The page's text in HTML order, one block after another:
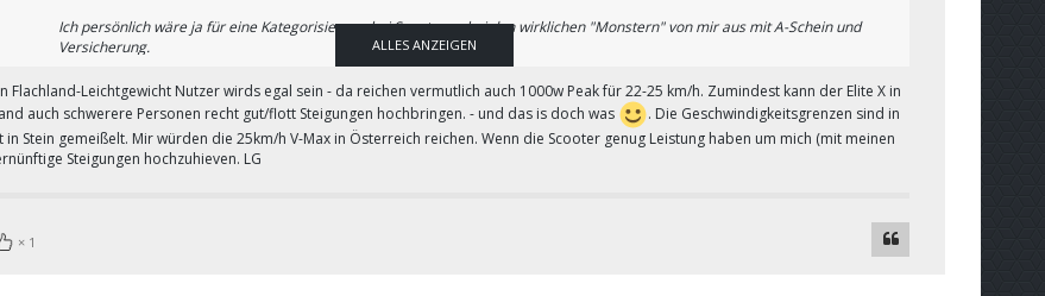
Ich persönlich wäre ja für eine Kategorisierung bei Scooter .... bei den wirklichen "Monstern" von mir aus mit A-Schein und
Versicherung.
Aber momentan ist es halt so, da sich kaum ein Polizist damit auskennt oder damit beschäftigt, dass auch anscheinend kaum
wer kontrolliert.
So wie bei den offenen E-Bikes halt.
Und so fahre ich weiter mit meinen offenen Kukirin G3 Pro mit 2x 1200 W durch die Lande!^^ Hauptstraßen meide ich halt
sicherheitshalber!
ALLES ANZEIGEN
Flachland-Leichtgewicht Nutzer wirds egal sein - da reichen vermutlich auch 1000w Peak für 22-25 km/h. Zumindest kann der Elite X in
auch schwerere Personen recht gut/flott Steigungen hochbringen. - und das is doch was
. Die Geschwindigkeitsgrenzen sind in
in Stein gemeißelt. Mir würden die 25km/h V-Max in Österreich reichen. Wenn die Scooter genug Leistung haben um mich (mit meinen
Steigungen hochzuhieven. LG
1